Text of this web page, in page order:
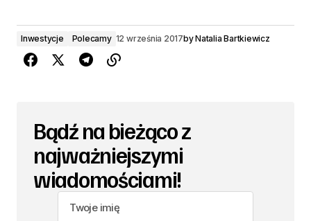
Inwestycje Polecamy 12 września 2017byNatalia Bartkiewicz
Bądź na bieżąco z
najważniejszymi
wiadomościami!